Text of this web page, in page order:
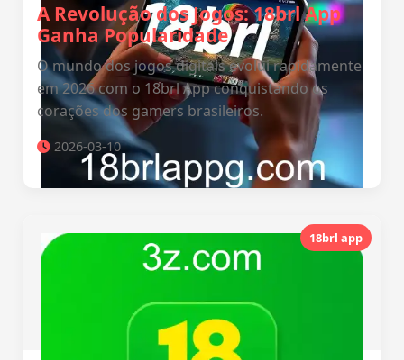
A Revolução dos Jogos: 18brl App
Ganha Popularidade
O mundo dos jogos digitais evolui rapidamente
em 2026 com o 18brl App conquistando os
corações dos gamers brasileiros.
2026-03-10
18brl app